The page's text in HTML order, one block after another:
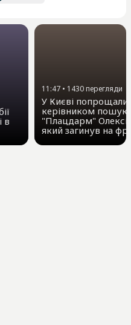
в
11:47 • 1430перегляди
У Києві
керівником
"Плацдарм"
який загинув на